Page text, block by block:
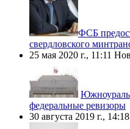
​ФСБ
свердловского
25 мая 2020 г., 11:11
федеральные ревизоры
30 августа 2019 г., 14:18